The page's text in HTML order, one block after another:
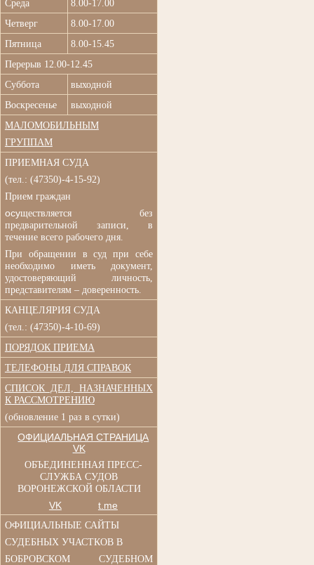
Среда
8.00-17.00
Четверг
8.00-17.00
Пятница
8.00-15.45
Перерыв 12.00-12.45
Суббота
выходной
Воскресенье
выходной
МАЛОМОБИЛЬНЫМ
ГРУППАМ
ПРИЕМНАЯ СУДА
(тел.: (47350)-4-15-92)
Прием граждан
осуществляется без
предварительной записи, в
течение всего рабочего дня.
При обращении в суд при
себе
необходимо иметь документ,
удостоверяющий личность,
представителям – доверенность.
КАНЦЕЛЯРИЯ СУДА
(тел.: (47350)-4-10-69)
ПОРЯДОК ПРИЕМА
ТЕЛЕФОНЫ ДЛЯ СПРАВОК
СПИСОК ДЕЛ, НАЗНАЧЕННЫХ
К РАССМОТРЕНИЮ
(обновление 1 раз в сутки)
ОФИЦИАЛЬНАЯ СТРАНИЦА
VK
ОБЪЕДИНЕННАЯ ПРЕСС-
СЛУЖБА СУДОВ
ВОРОНЕЖСКОЙ ОБЛАСТИ
VK t.me
ОФИЦИАЛЬНЫЕ САЙТЫ
СУДЕБНЫХ УЧАСТКОВ В
БОБРОВСКОМ СУДЕБНОМ